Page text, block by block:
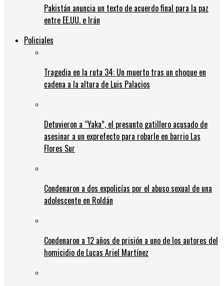
Pakistán anuncia un texto de acuerdo final para la paz
entre EE.UU. e Irán
Policiales
Tragedia en la ruta 34: Un muerto tras un choque en
cadena a la altura de Luis Palacios
Detuvieron a “Yaka”, el presunto gatillero acusado de
asesinar a un exprefecto para robarle en barrio Las
Flores Sur
Condenaron a dos expolicías por el abuso sexual de una
adolescente en Roldán
Condenaron a 12 años de prisión a uno de los autores del
homicidio de Lucas Ariel Martínez